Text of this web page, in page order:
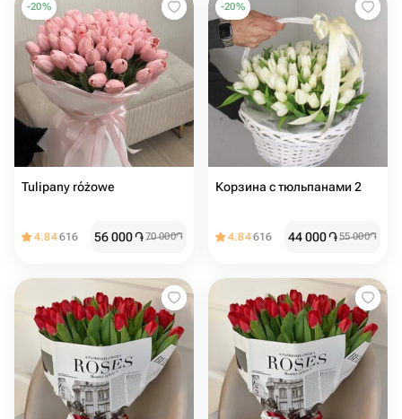
-20%
Tulipany różowe
4.84616 56 000֏70 000֏
-20%
Корзина с тюльпанами 2
4.84616 44 000֏55 000֏